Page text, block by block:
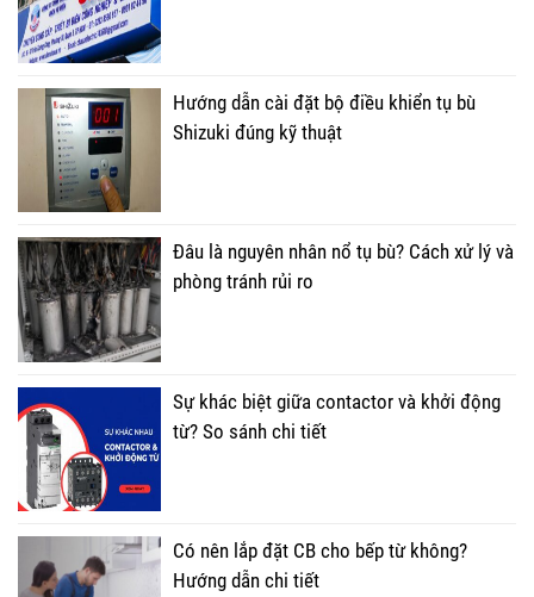
Hướng dẫn cài đặt bộ điều khiển tụ bù
Shizuki đúng kỹ thuật
Đâu là nguyên nhân nổ tụ bù? Cách xử lý và
phòng tránh rủi ro
Sự khác biệt giữa contactor và khởi động
từ? So sánh chi tiết
Có nên lắp đặt CB cho bếp từ không?
Hướng dẫn chi tiết